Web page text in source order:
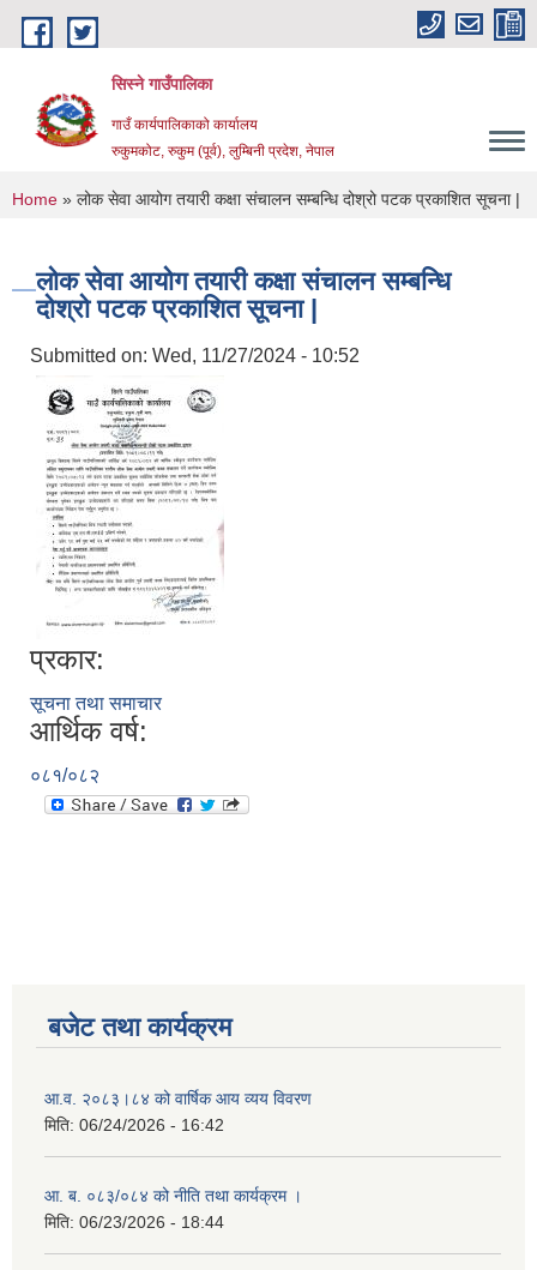
Skip to main content
सिस्ने गाउँपालिका
गाउँ कार्यपालिकाको कार्यालय
रुकुमकोट, रुकुम (पूर्व), लुम्बिनी प्रदेश, नेपाल
You are here
Home » लोक सेवा आयोग तयारी कक्षा संचालन सम्बन्धि दोश्रो पटक प्रकाशित सूचना |
लोक सेवा आयोग तयारी कक्षा संचालन सम्बन्धि
दोश्रो पटक प्रकाशित सूचना |
Submitted on: Wed, 11/27/2024 - 10:52
प्रकार:
सूचना तथा समाचार
आर्थिक वर्ष:
०८१/०८२
बजेट तथा कार्यक्रम
आ.व. २०८३।८४ को वार्षिक आय व्यय विवरण
मिति: 06/24/2026 - 16:42
आ. ब. ०८३/०८४ को नीति तथा कार्यक्रम ।
मिति: 06/23/2026 - 18:44